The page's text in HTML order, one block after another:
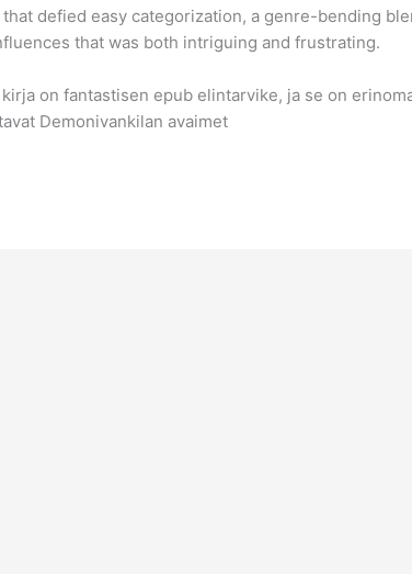
defied easy categorization, a genre-bending
that was both intriguing and frustrating.
kirja on fantastisen epub elintarvike, ja se on
Demonivankilan avaimet